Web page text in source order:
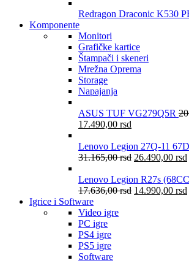
Redragon Draconic K530
Komponente
Monitori
Grafičke kartice
Štampači i skeneri
Mrežna Oprema
Storage
Napajanja
ASUS TUF VG279Q5R
17.490,00 rsd
Lenovo Legion 27Q-11
31.165,00rsd 26.490,00 rsd
Lenovo Legion R27s
17.636,00rsd 14.990,00 rsd
Igrice i Software
Video igre
PC igre
PS4 igre
PS5 igre
Software